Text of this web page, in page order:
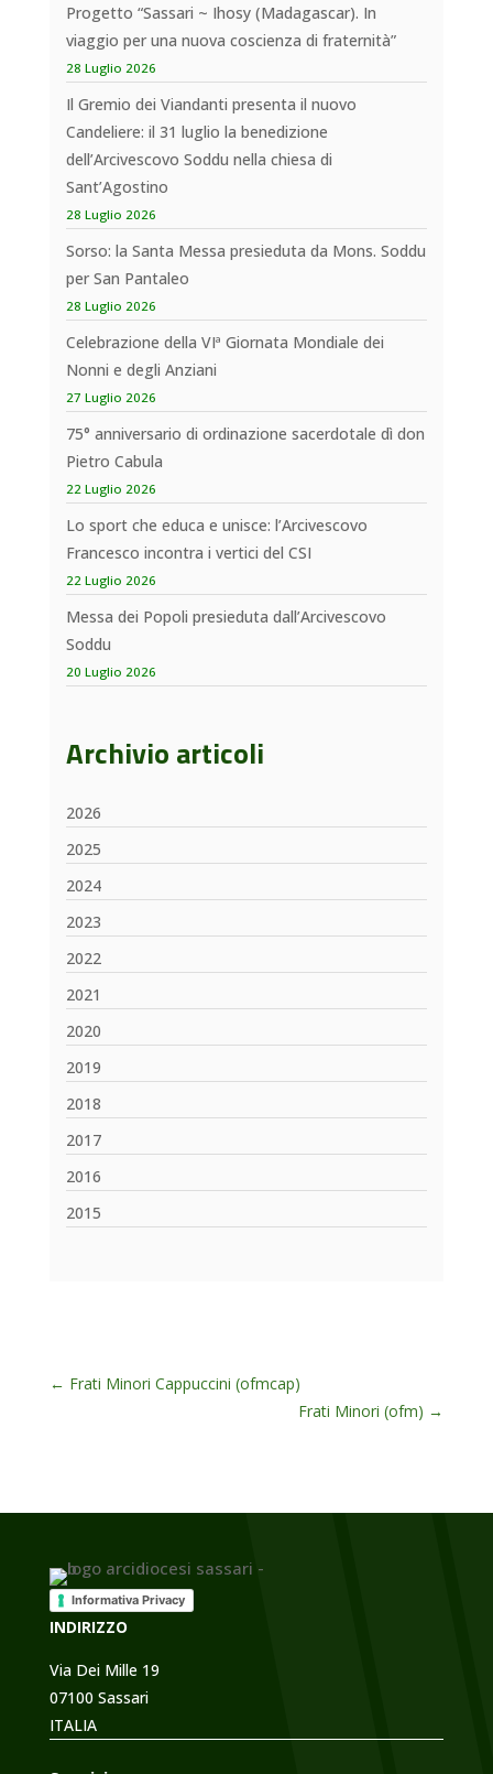
Progetto “Sassari ~ Ihosy (Madagascar). In
viaggio per una nuova coscienza di fraternità”
28 Luglio 2026
Il Gremio dei Viandanti presenta il nuovo
Candeliere: il 31 luglio la benedizione
dell’Arcivescovo Soddu nella chiesa di
Sant’Agostino
28 Luglio 2026
Sorso: la Santa Messa presieduta da Mons. Soddu
per San Pantaleo
28 Luglio 2026
Celebrazione della VIª Giornata Mondiale dei
Nonni e degli Anziani
27 Luglio 2026
75° anniversario di ordinazione sacerdotale dì don
Pietro Cabula
22 Luglio 2026
Lo sport che educa e unisce: l’Arcivescovo
Francesco incontra i vertici del CSI
22 Luglio 2026
Messa dei Popoli presieduta dall’Arcivescovo
Soddu
20 Luglio 2026
Archivio articoli
2026
2025
2024
2023
2022
2021
2020
2019
2018
2017
2016
2015
← Frati Minori Cappuccini (ofmcap)
Frati Minori (ofm) →
Informativa Privacy
INDIRIZZO
Via Dei Mille 19
07100 Sassari
ITALIA